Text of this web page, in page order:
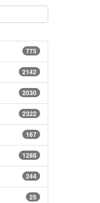
775
2142
2030
2322
167
1288
244
25